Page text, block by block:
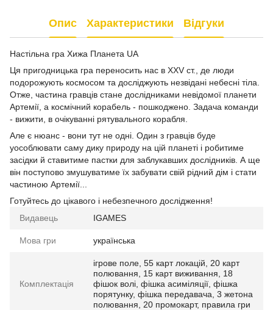
Опис Характеристики Відгуки
Настільна гра Хижа Планета UA
Ця пригодницька гра переносить нас в XXV ст., де люди
подорожують космосом та досліджують незвідані небесні тіла.
Отже, частина гравців стане дослідниками невідомої планети
Артемії, а космічний корабель - пошкоджено. Задача команди
- вижити, в очікуванні рятувального корабля.
Але є нюанс - вони тут не одні. Один з гравців буде
уособлювати саму дику природу на цій планеті і робитиме
засідки й ставитиме пастки для заблукавших дослідників. А ще
він поступово змушуватиме їх забувати свій рідний дім і стати
частиною Артемії...
Готуйтесь до цікавого і небезпечного дослідження!
Видавець
IGAMES
Мова гри українська
Комплектація
ігрове поле, 55 карт локацій, 20 карт
полювання, 15 карт виживання, 18
фішок волі, фішка асиміляції, фішка
порятунку, фішка передавача, 3 жетона
полювання, 20 промокарт, правила гри